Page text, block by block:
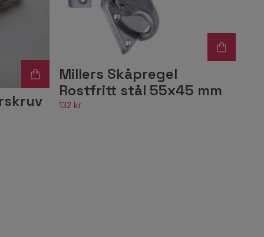
Millers Skåpregel
Rostfritt stål 55x45 mm
132 kr